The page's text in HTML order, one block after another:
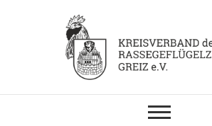
KV RGZ Greiz